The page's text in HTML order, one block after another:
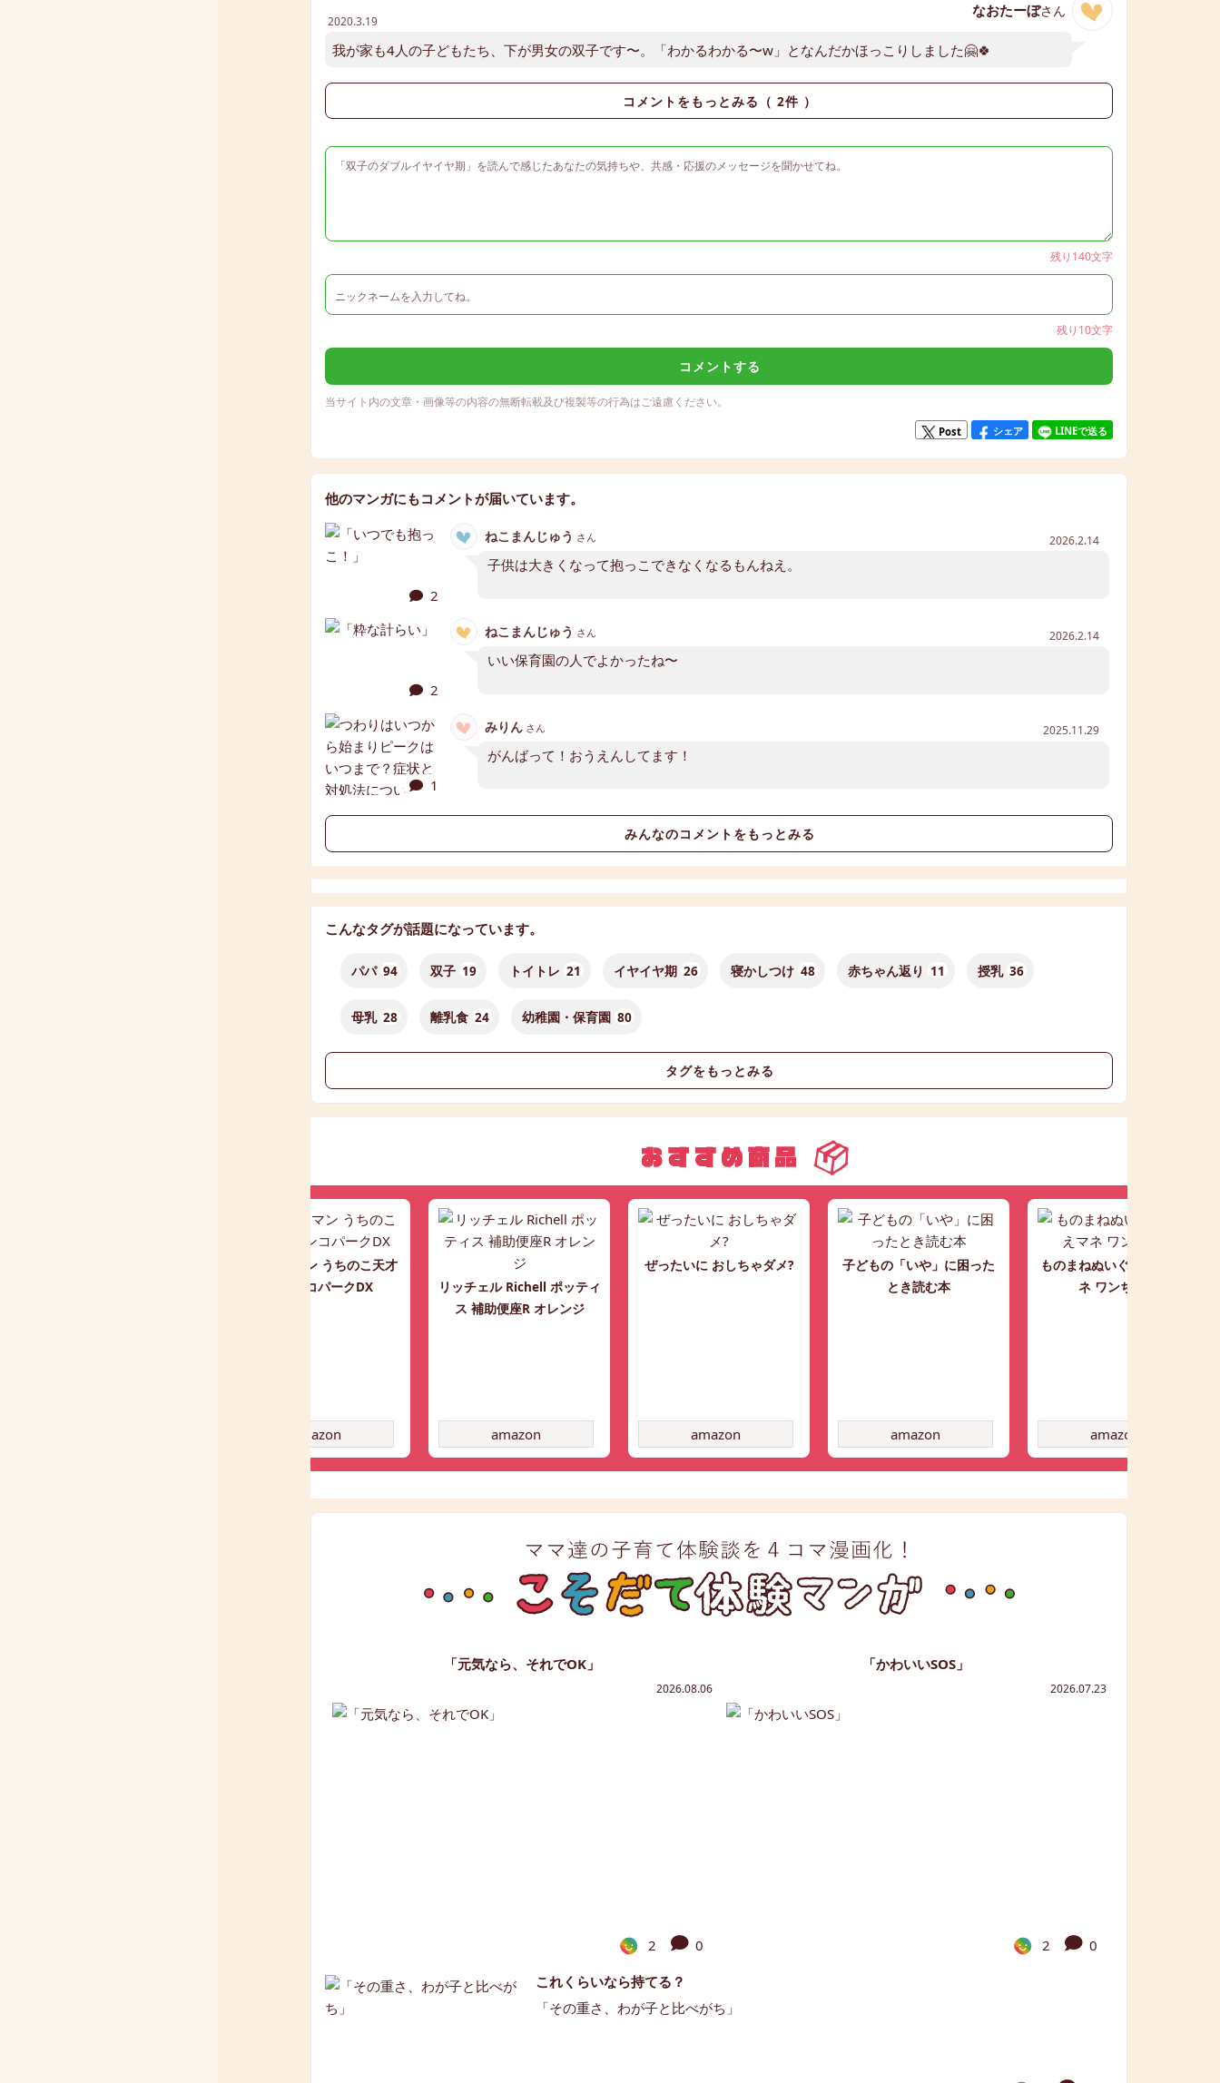
なおたーぼさん
2020.3.19
我が家も4人の子どもたち、下が男女の双子です〜。「わかるわかる〜w」となんだかほっこりしました🤗🍀
コメントをもっとみる（ 2件 ）
残り140文字
残り10文字
コメントする
当サイト内の文章・画像等の内容の無断転載及び複製等の行為はご遠慮ください。
Post シェア LINEで送る
他のマンガにもコメントが届いています。
2
ねこまんじゅう さん 2026.2.14
子供は大きくなって抱っこできなくなるもんねえ。
2
ねこまんじゅう さん 2026.2.14
いい保育園の人でよかったね〜
1
みりんさん 2025.11.29
がんばって！おうえんしてます！
みんなのコメントをもっとみる
こんなタグが話題になっています。
パパ 94 双子 19 トイトレ 21 イヤイヤ期 26 寝かしつけ 48 赤ちゃん返り 11 授乳 36
母乳 28 離乳食 24 幼稚園・保育園 80
タグをもっとみる
アンパンマン うちのこ天才
ブランコパークDX
amazon
リッチェル Richell ポッティ
ス 補助便座R オレンジ
amazon
ぜったいに おしちゃダメ?
amazon
子どもの「いや」に困った
とき読む本
amazon
ものまねぬいぐるみ こえマ
ネ ワンちゃん
amazon
「元気なら、それでOK」
2026.08.06
2 0
「かわいいSOS」
2026.07.23
2
0
これくらいなら持てる？
「その重さ、わが子と比べがち」